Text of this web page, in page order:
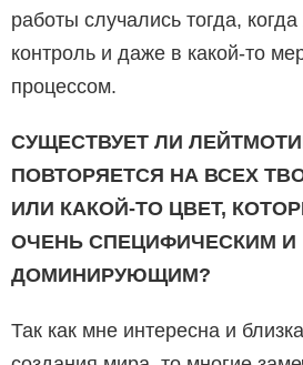
работы случались тогда,
контроль и даже в какой-то
процессом.
СУЩЕСТВУЕТ ЛИ
ПОВТОРЯЕТСЯ НА ВСЕХ
ИЛИ КАКОЙ-ТО ЦВЕТ,
ОЧЕНЬ СПЕЦИФИЧЕСКИМ И
ДОМИНИРУЮЩИМ?
Так как мне интересна и